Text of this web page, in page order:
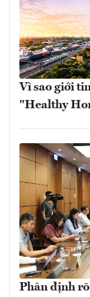
Vì sao giới
"Healthy
Phân định